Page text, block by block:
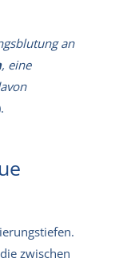
an
, eine
zwischen